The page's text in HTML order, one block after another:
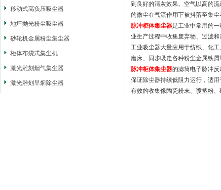
移动式高负压吸尘器
地坪抛光粉尘吸尘器
砂轮机金属粉尘集尘器
柜体布袋式集尘机
激光雕刻烟气集尘器
激光雕刻旱烟除尘器
到良好的清灰效果。空气以高的
的微尘在气流作用下被抖落至集尘
脉冲柜体集尘器是工业中常用的
业生产过程中收集废弃物、过滤
工业吸尘器大量应用于纺织、化
磨床、同步吸走各种粉尘金属铁屑
脉冲柜体集尘器的滤筒电子脉冲
保证除尘器持续低阻力运行，适
有效的收集像陶瓷粉末、喷塑粉